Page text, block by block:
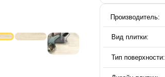
Производитель:
Вид плитки:
Тип поверхности: